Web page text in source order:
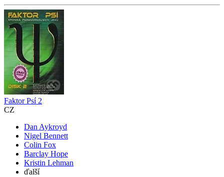
Faktor Psí 2
CZ
Dan Aykroyd
Nigel Bennett
Colin Fox
Barclay Hope
Kristin Lehman
ďalší